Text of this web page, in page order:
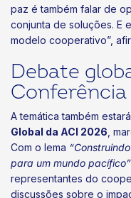
paz é também falar de
conjunta de soluções. E
modelo cooperativo”,
Debate
Conferência
A temática também
Global da ACI 2026 ,
Com o lema
para um mundo pacífico”
representantes do
discussões sobre o